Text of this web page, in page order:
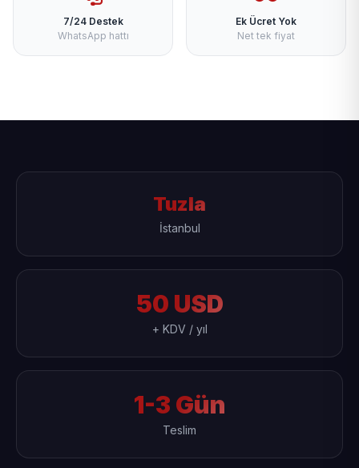
7/24 Destek
WhatsApp hattı
Ek Ücret Yok
Net tek fiyat
Tuzla
İstanbul
50 USD
+ KDV / yıl
1-3 Gün
Teslim